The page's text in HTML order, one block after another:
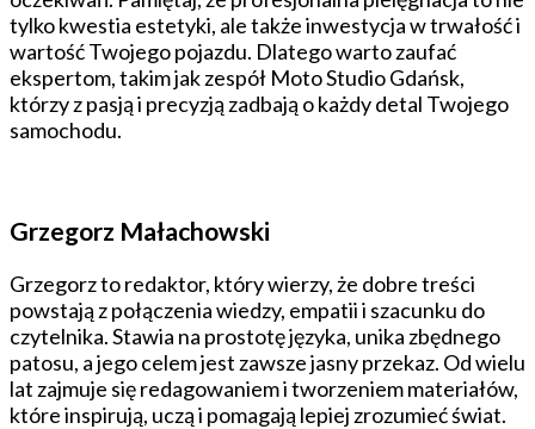
tylko kwestia estetyki, ale także inwestycja w trwałość i
wartość Twojego pojazdu. Dlatego warto zaufać
ekspertom, takim jak zespół Moto Studio Gdańsk,
którzy z pasją i precyzją zadbają o każdy detal Twojego
samochodu.
Grzegorz Małachowski
Grzegorz to redaktor, który wierzy, że dobre treści
powstają z połączenia wiedzy, empatii i szacunku do
czytelnika. Stawia na prostotę języka, unika zbędnego
patosu, a jego celem jest zawsze jasny przekaz. Od wielu
lat zajmuje się redagowaniem i tworzeniem materiałów,
które inspirują, uczą i pomagają lepiej zrozumieć świat.